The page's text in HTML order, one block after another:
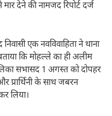
देने की नामजद रिपोर्ट दर्ज
एक नवविवाहिता ने थाना
कि मोहल्ले का ही अलीम
सभासद 1 अगस्त को दोपहर
के साथ जबरन
लिया।